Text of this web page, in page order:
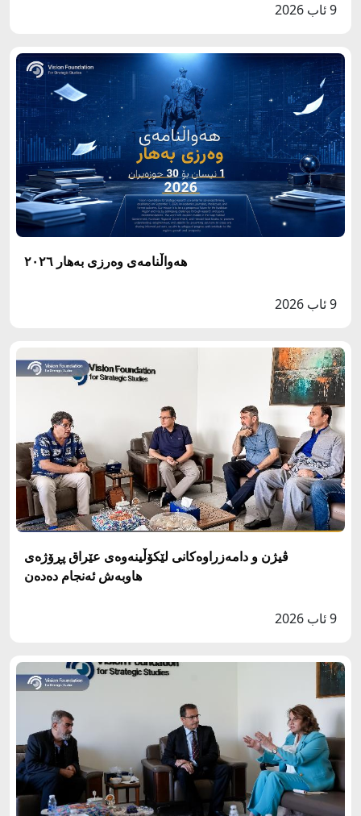
9 ئاب 2026
هەواڵنامەی وەرزی بەهار ٢٠٢٦
9 ئاب 2026
ڤیژن و دامەزراوەکانی لێکۆڵینەوەی عێراق پڕۆژەی
هاوبەش ئەنجام دەدەن
9 ئاب 2026